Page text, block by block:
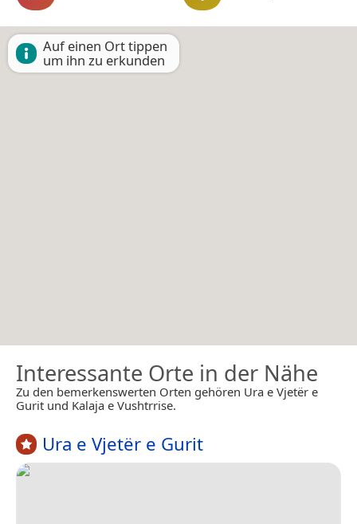
Auf einen Ort tippen
um ihn zu erkunden
Interessante Orte in der Nähe
Zu den bemerkenswerten Orten gehören Ura e Vjetër e
Gurit und Kalaja e Vushtrrise.
Ura e Vjetër e Gurit